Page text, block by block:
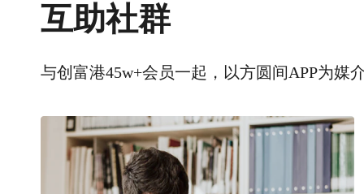
互助社群
与创富港45w+会员一起，以方圆间APP为媒